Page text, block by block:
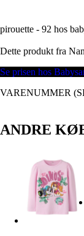
pirouette - 92 hos
Dette produkt fra
Se prisen hos
VARENUMMER
ANDRE